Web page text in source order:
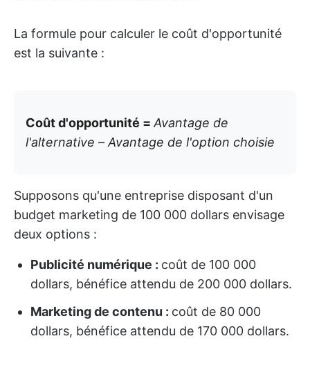
La formule pour calculer le coût d'opportunité
est la suivante :
Coût d'opportunité = Avantage de
l'alternative – Avantage de l'option choisie
Supposons qu'une entreprise disposant d'un
budget marketing de 100 000 dollars envisage
deux options :
Publicité numérique : coût de 100 000
dollars, bénéfice attendu de 200 000 dollars.
Marketing de contenu : coût de 80 000
dollars, bénéfice attendu de 170 000 dollars.